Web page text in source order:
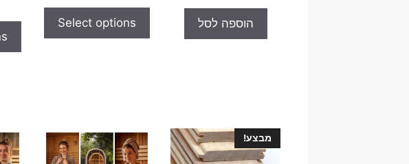
o
f
5
הוא:הוספה לסל
o
5
Select options
מבצע!